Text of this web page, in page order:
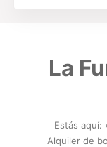
La
Estás aquí:
Alquiler de